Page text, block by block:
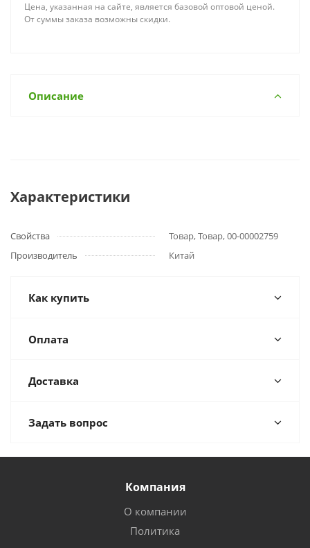
Цена, указанная на сайте, является базовой оптовой ценой.
От суммы заказа возможны скидки.
Описание
Характеристики
Свойства
Товар, Товар, 00-00002759
Производитель
Китай
Как купить
Оплата
Доставка
Задать вопрос
Компания
О компании
Политика